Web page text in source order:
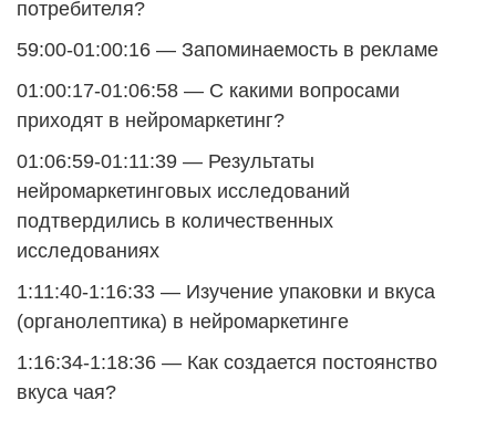
потребителя?
59:00-01:00:16 — Запоминаемость в рекламе
01:00:17-01:06:58 — С какими вопросами
приходят в нейромаркетинг?
01:06:59-01:11:39 — Результаты
нейромаркетинговых исследований
подтвердились в количественных
исследованиях
1:11:40-1:16:33 — Изучение упаковки и вкуса
(органолептика) в нейромаркетинге
1:16:34-1:18:36 — Как создается постоянство
вкуса чая?